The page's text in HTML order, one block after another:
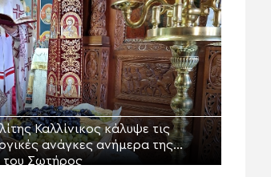
Καλλίνικος κάλυψε τις
ανάγκες ανήμερα της
Σωτήρος